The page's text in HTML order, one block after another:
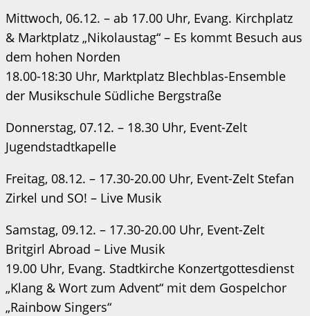
Mittwoch, 06.12. – ab 17.00 Uhr, Evang. Kirchplatz
& Marktplatz „Nikolaustag“ – Es kommt Besuch aus
dem hohen Norden
18.00-18:30 Uhr, Marktplatz Blechblas-Ensemble
der Musikschule Südliche Bergstraße
Donnerstag, 07.12. – 18.30 Uhr, Event-Zelt
Jugendstadtkapelle
Freitag, 08.12. – 17.30-20.00 Uhr, Event-Zelt Stefan
Zirkel und SO! – Live Musik
Samstag, 09.12. – 17.30-20.00 Uhr, Event-Zelt
Britgirl Abroad – Live Musik
19.00 Uhr, Evang. Stadtkirche Konzertgottesdienst
„Klang & Wort zum Advent“ mit dem Gospelchor
„Rainbow Singers“